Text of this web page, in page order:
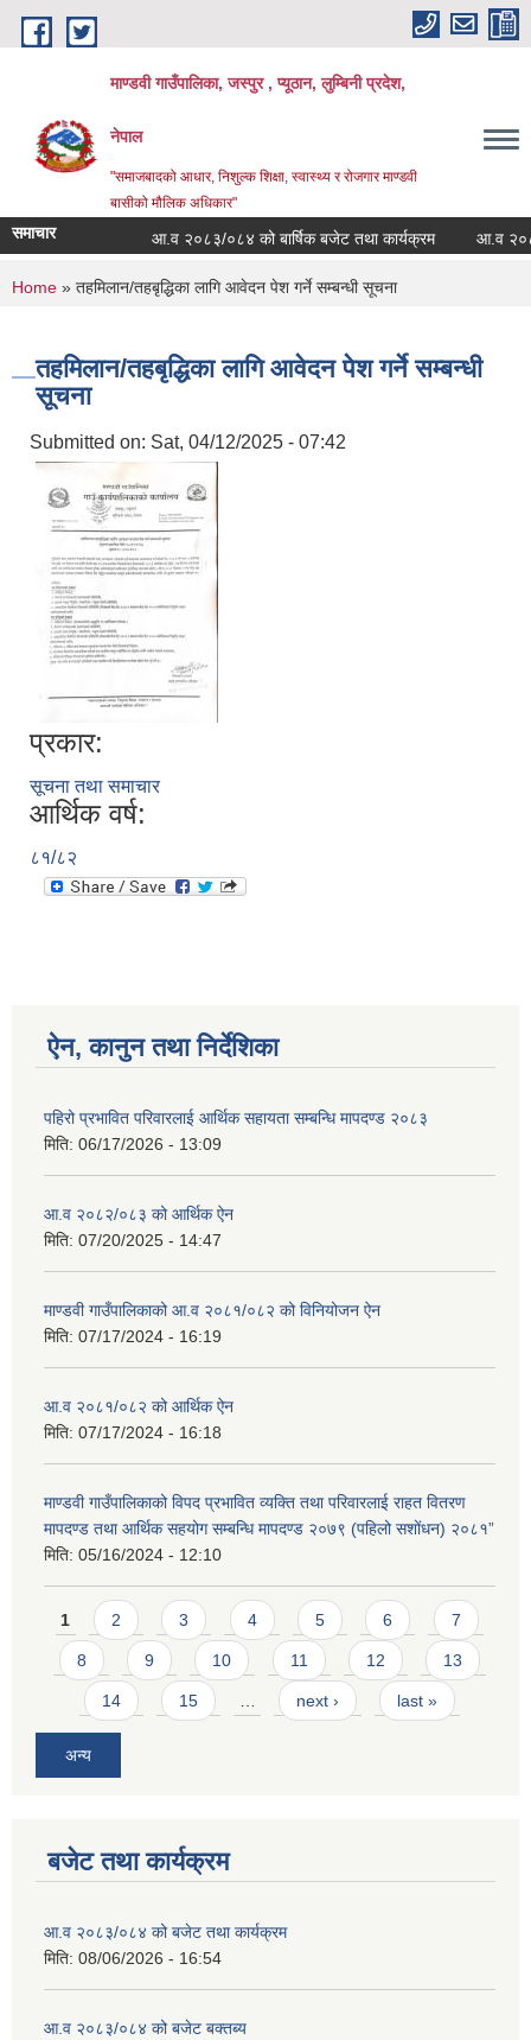
Skip to main content
माण्डवी गाउँपालिका, जस्पुर , प्यूठान, लुम्बिनी प्रदेश,
नेपाल
"समाजबादको आधार, निशुल्क शिक्षा, स्वास्थ्य र रोजगार माण्डवी
बासीको मौलिक अधिकार"
समाचार आ.व २०८३/०८४ को बार्षिक बजेट तथा कार्यक्रम आ.व २०८३/
You are here
Home » तहमिलान/तहबृद्धिका लागि आवेदन पेश गर्ने सम्बन्धी सूचना
तहमिलान/तहबृद्धिका लागि आवेदन पेश गर्ने सम्बन्धी
सूचना
Submitted on: Sat, 04/12/2025 - 07:42
प्रकार:
सूचना तथा समाचार
आर्थिक वर्ष:
८१/८२
ऐन, कानुन तथा निर्देशिका
पहिरो प्रभावित परिवारलाई आर्थिक सहायता सम्बन्धि मापदण्ड २०८३
मिति: 06/17/2026 - 13:09
आ.व २०८२/०८३ को आर्थिक ऐन
मिति: 07/20/2025 - 14:47
माण्डवी गाउँपालिकाको आ.व २०८१/०८२ को विनियोजन ऐन
मिति: 07/17/2024 - 16:19
आ.व २०८१/०८२ को आर्थिक ऐन
मिति: 07/17/2024 - 16:18
माण्डवी गाउँपालिकाको विपद प्रभावित व्यक्ति तथा परिवारलाई राहत वितरण
मापदण्ड तथा आर्थिक सहयोग सम्बन्धि मापदण्ड २०७९ (पहिलो सशोंधन) २०८१”
मिति: 05/16/2024 - 12:10
Pages
1 2 3 4 5 6 7
8 9 10 11 12 13
14 15 next › last »
अन्य
बजेट तथा कार्यक्रम
आ.व २०८३/०८४ को बजेट तथा कार्यक्रम
मिति: 08/06/2026 - 16:54
आ.व २०८३/०८४ को बजेट बक्तब्य